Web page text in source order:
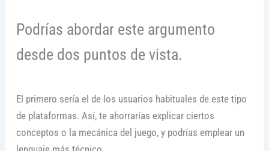
Podrías abordar este argumento
desde dos puntos de vista.
El primero sería el de los usuarios habituales de este tipo
de plataformas. Así, te ahorrarías explicar ciertos
conceptos o la mecánica del juego, y podrías emplear un